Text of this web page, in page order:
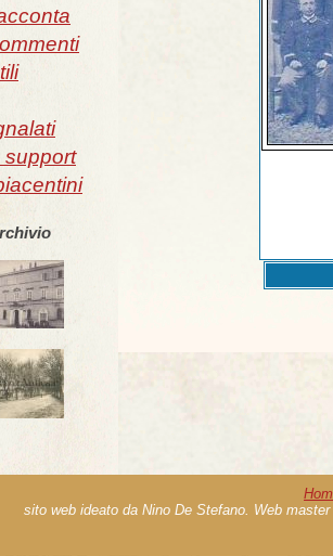
support
sito web ideato da Nino De Stefano. Web